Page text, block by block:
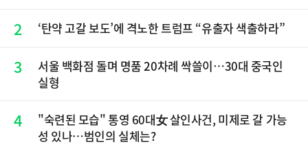
2 ‘탄약 고갈 보도’에 격노한 트럼프 “유출자 색출하라”
3
서울 백화점 돌며 명품 20차례 싹쓸이…30대 중국인
실형
4
"숙련된 모습" 통영 60대女 살인사건, 미제로 갈 가능
성 있나…범인의 실체는?